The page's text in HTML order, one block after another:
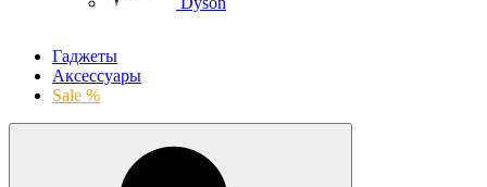
Гаджеты
Аксессуары
Sale %